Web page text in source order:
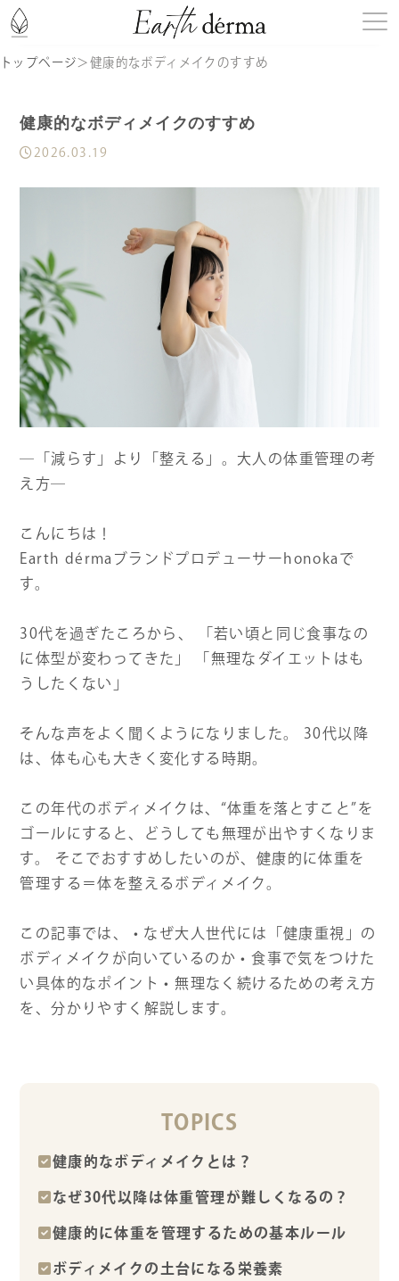
お知らせ
定期購入
ショッピングガイド
トップページ＞ 健康的なボディメイクのすすめ
健康的なボディメイクのすすめ
2026.03.19
―「減らす」より「整える」。大人の体重管理の考
え方―
こんにちは！
Earth dérmaブランドプロデューサーhonokaで
す。
30代を過ぎたころから、 「若い頃と同じ食事なの
に体型が変わってきた」 「無理なダイエットはも
うしたくない」
そんな声をよく聞くようになりました。 30代以降
は、体も心も大きく変化する時期。
この年代のボディメイクは、“体重を落とすこと”を
ゴールにすると、どうしても無理が出やすくなりま
す。 そこでおすすめしたいのが、健康的に体重を
管理する＝体を整えるボディメイク。
この記事では、 • なぜ大人世代には「健康重視」の
ボディメイクが向いているのか • 食事で気をつけた
い具体的なポイント • 無理なく続けるための考え方
を、分かりやすく解説します。
TOPICS
健康的なボディメイクとは？
なぜ30代以降は体重管理が難しくなるの？
健康的に体重を管理するための基本ルール
ボディメイクの土台になる栄養素